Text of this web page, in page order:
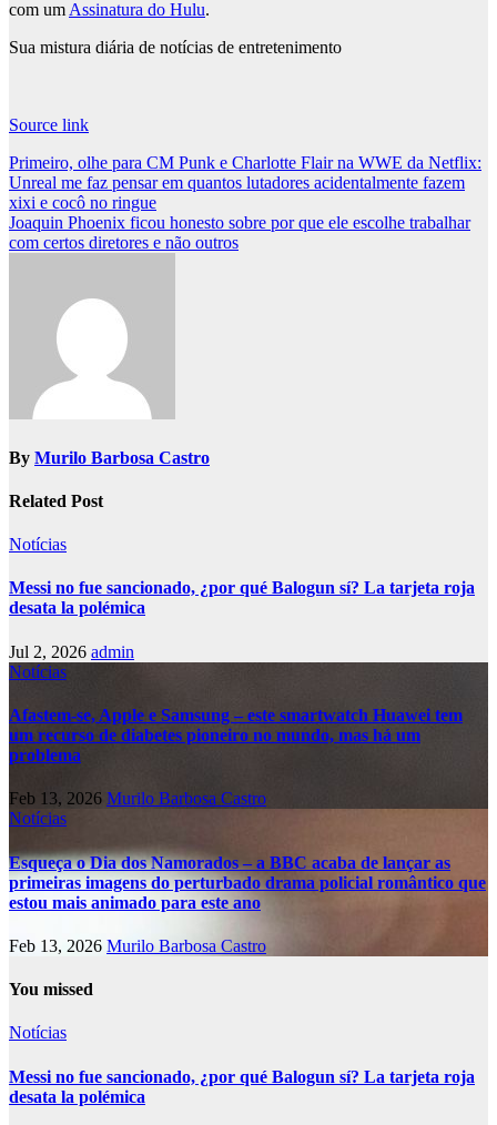
com umAssinatura do Hulu.
Sua mistura diária de notícias de entretenimento
Source link
Post
navigation
Primeiro, olhe para CM Punk e Charlotte Flair na WWE da Netflix:
Unreal me faz pensar em quantos lutadores acidentalmente fazem
xixi e cocô no ringue
Joaquin Phoenix ficou honesto sobre por que ele escolhe trabalhar
com certos diretores e não outros
By Murilo Barbosa Castro
Related Post
Notícias
Messi no fue sancionado, ¿por qué Balogun sí? La tarjeta roja
desata la polémica
Jul 2, 2026 admin
Notícias
Afastem-se, Apple e Samsung – este smartwatch Huawei tem
um recurso de diabetes pioneiro no mundo, mas há um
problema
Feb 13, 2026 Murilo Barbosa Castro
Notícias
Esqueça o Dia dos Namorados – a BBC acaba de lançar as
primeiras imagens do perturbado drama policial romântico que
estou mais animado para este ano
Feb 13, 2026 Murilo Barbosa Castro
You missed
Notícias
Messi no fue sancionado, ¿por qué Balogun sí? La tarjeta roja
desata la polémica